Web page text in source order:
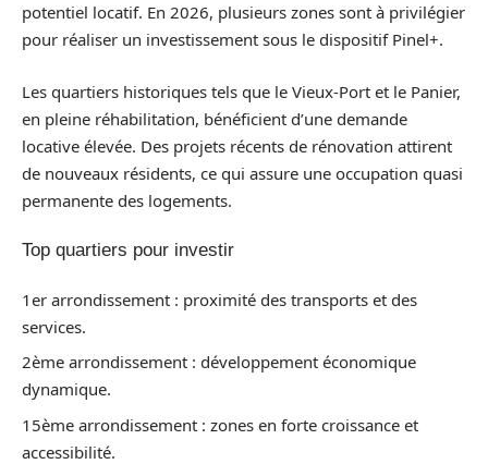
potentiel locatif. En 2026, plusieurs zones sont à privilégier
pour réaliser un investissement sous le dispositif Pinel+.
Les quartiers historiques tels que le Vieux-Port et le Panier,
en pleine réhabilitation, bénéficient d’une demande
locative élevée. Des projets récents de rénovation attirent
de nouveaux résidents, ce qui assure une occupation quasi
permanente des logements.
Top quartiers pour investir
1er arrondissement : proximité des transports et des
services.
2ème arrondissement : développement économique
dynamique.
15ème arrondissement : zones en forte croissance et
accessibilité.